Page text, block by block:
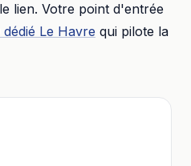
le lien. Votre point d'entrée
Le Havre qui pilote la